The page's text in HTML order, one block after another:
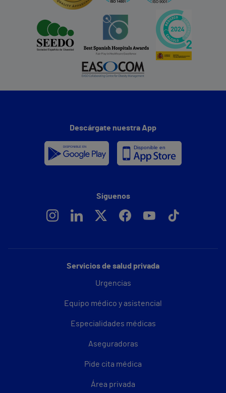
Servicios de salud privada
Urgencias
Equipo médico y asistencial
Especialidades médicas
Aseguradoras
Pide cita médica
Área privada
Descárgate nuestra App
Síguenos